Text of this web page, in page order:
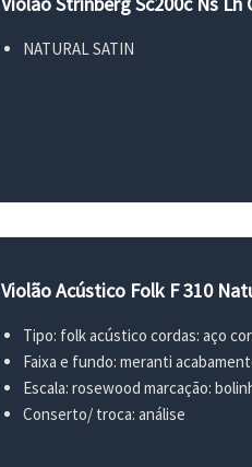
NATURAL SATIN
Violão Acústico Folk F 310
Tipo: folk acústico cordas: aço
Faixa e fundo: meranti
Escala: rosewood marcação:
Conserto/ troca: análise